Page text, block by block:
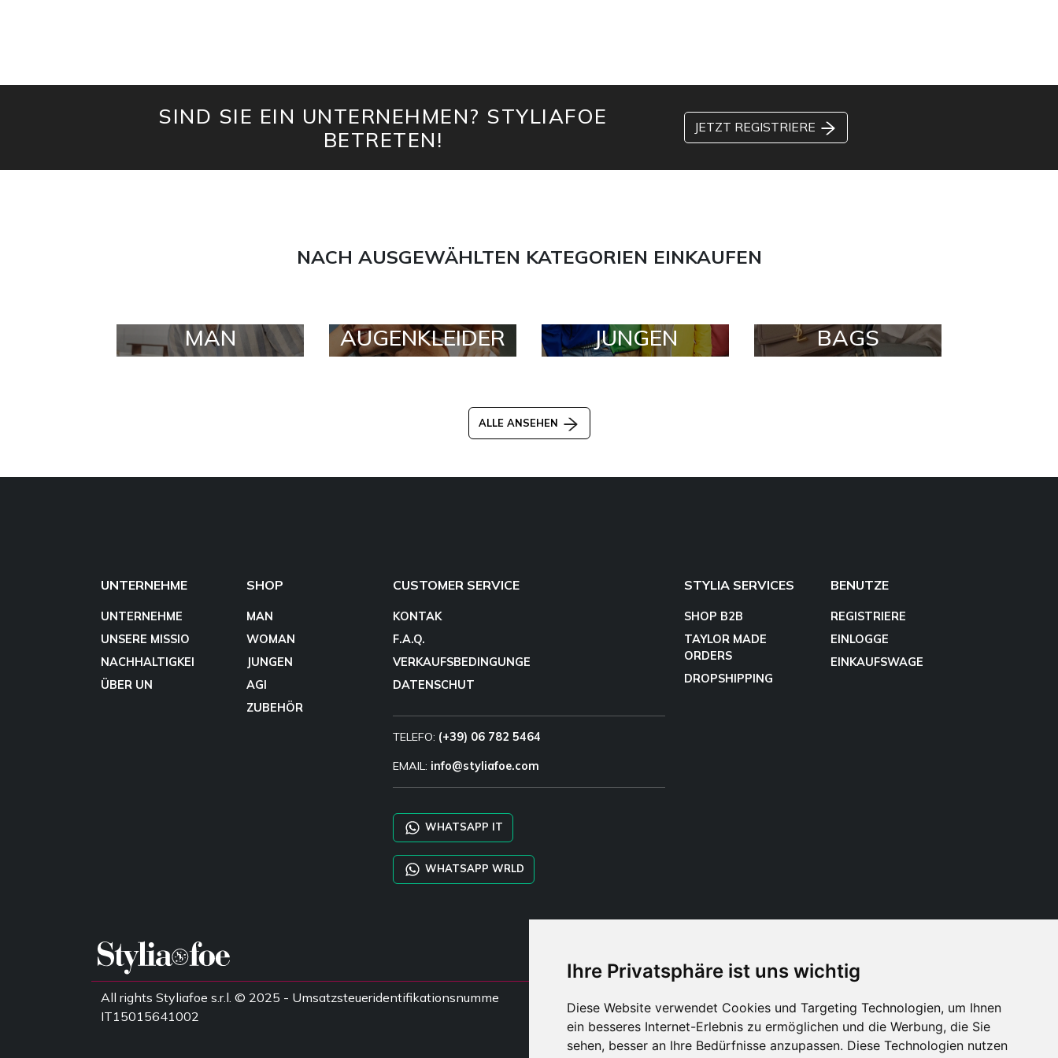
Ihre Privatsphäre ist uns wichtig
Diese Website verwendet Cookies und Targeting Technologien, um Ihnen
ein besseres Internet-Erlebnis zu ermöglichen und die Werbung, die Sie
sehen, besser an Ihre Bedürfnisse anzupassen. Diese Technologien nutzen
SIND SIE EIN UNTERNEHMEN? STYLIAFOE
BETRETEN!
JETZT REGISTRIERE
NACH AUSGEWÄHLTEN KATEGORIEN EINKAUFEN
MAN AUGENKLEIDER JUNGEN BAGS
ALLE ANSEHEN
UNTERNEHME
UNTERNEHME
UNSERE MISSIO
NACHHALTIGKEI
ÜBER UN
SHOP
MAN
WOMAN
JUNGEN
AGI
ZUBEHÖR
CUSTOMER SERVICE
KONTAK
F.A.Q.
VERKAUFSBEDINGUNGE
DATENSCHUT
TELEFO: (+39) 06 782 5464
EMAIL: info@styliafoe.com
WHATSAPP IT
WHATSAPP WRLD
STYLIA SERVICES
SHOP B2B
TAYLOR MADE
ORDERS
DROPSHIPPING
BENUTZE
REGISTRIERE
EINLOGGE
EINKAUFSWAGE
All rights Styliafoe s.r.l. © 2025 - Umsatzsteueridentifikationsnumme
IT15015641002
Folge uns